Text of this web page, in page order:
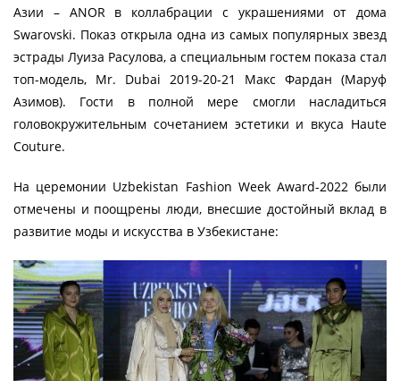
Азии – ANOR в коллабрации с украшениями от дома
Swarovski. Показ открыла одна из самых популярных звезд
эстрады Луиза Расулова, а специальным гостем показа стал
топ-модель, Mr. Dubai 2019-20-21 Макс Фардан (Маруф
Азимов). Гости в полной мере смогли насладиться
головокружительным сочетанием эстетики и вкуса Haute
Couture.
На церемонии Uzbekistan Fashion Week Award-2022 были
отмечены и поощрены люди, внесшие достойный вклад в
развитие моды и искусства в Узбекистане: